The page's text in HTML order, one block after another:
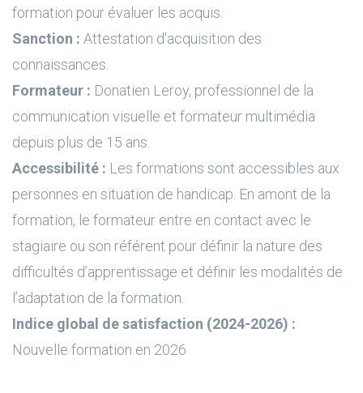
formation pour évaluer les acquis.
Sanction : Attestation d'acquisition des
connaissances.
Formateur : Donatien Leroy, professionnel de la
communication visuelle et formateur multimédia
depuis plus de 15 ans.
Accessibilité : Les formations sont accessibles aux
personnes en situation de handicap. En amont de la
formation, le formateur entre en contact avec le
stagiaire ou son référent pour définir la nature des
difficultés d’apprentissage et définir les modalités de
l’adaptation de la formation.
Indice global de satisfaction (2024-2026) :
Nouvelle formation en 2026